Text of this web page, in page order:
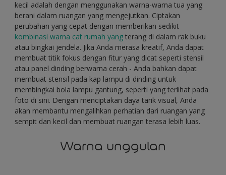
kecil adalah dengan menggunakan warna-warna tua yang
berani dalam ruangan yang mengejutkan. Ciptakan
perubahan yang cepat dengan memberikan sedikit
kombinasi warna cat rumah yang terang di dalam rak buku
atau bingkai jendela. Jika Anda merasa kreatif, Anda dapat
membuat titik fokus dengan fitur yang dicat seperti stensil
atau panel dinding berwarna cerah - Anda bahkan dapat
membuat stensil pada kap lampu di dinding untuk
membingkai bola lampu gantung, seperti yang terlihat pada
foto di sini. Dengan menciptakan daya tarik visual, Anda
akan membantu mengalihkan perhatian dari ruangan yang
sempit dan kecil dan membuat ruangan terasa lebih luas.
Warna unggulan